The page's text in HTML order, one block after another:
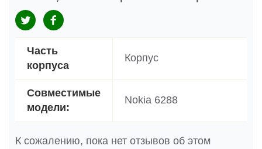
Часть
корпуса
Корпус
Совместимые
модели:
Nokia 6288
К сожалению, пока нет отзывов об этом